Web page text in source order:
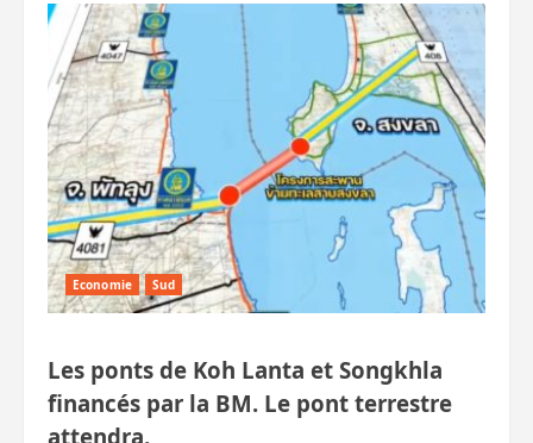
Le
projet
de
pont
terrestre…
suspendu
Economie Sud
Les ponts de Koh Lanta et Songkhla
financés par la BM. Le pont terrestre
attendra.